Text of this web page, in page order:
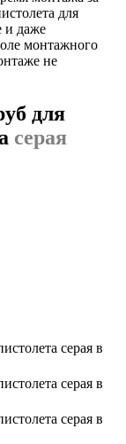
для
и даже
монтажного
не
для
серая
серая в
серая в
серая в